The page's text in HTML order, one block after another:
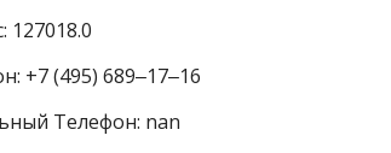
127018.0
+7 (495) 689‒17‒16
Телефон: nan